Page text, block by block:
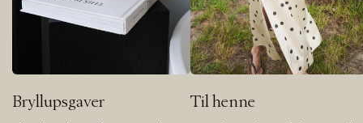
Bryllupsgaver Til henne